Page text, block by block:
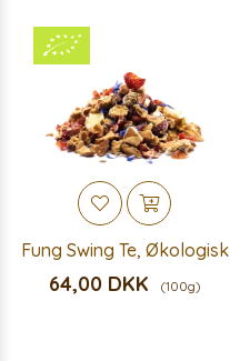
Fung Swing Te, Økologisk
64,00 DKK (100g)